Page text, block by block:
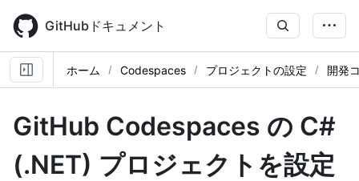
main
content
GitHubドキュメント
ホーム Codespaces プロジェクトの設定 開発
GitHub Codespaces の C#
(.NET) プロジェクトを設定